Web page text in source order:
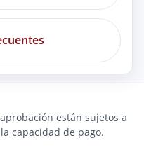
están sujetos a
capacidad de pago.